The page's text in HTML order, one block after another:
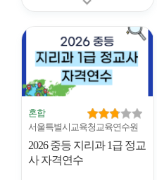
혼합
서울특별시교육청교육연수원
2026 중등 지리과 1급 정교
사 자격연수